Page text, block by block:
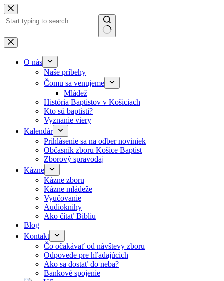
Skip to content
No results
O nás
Naše príbehy
Čomu sa venujeme
Mládež
História Baptistov v Košiciach
Kto sú baptisti?
Vyznanie viery
Kalendár
Prihlásenie sa na odber noviniek
Občasník zboru Košice Baptist
Zborový spravodaj
Kázne
Kázne zboru
Kázne mládeže
Vyučovanie
Audioknihy
Ako čítať Bibliu
Blog
Kontakt
Čo očakávať od návštevy zboru
Odpovede pre hľadajúcich
Ako sa dostať do neba?
Bankové spojenie